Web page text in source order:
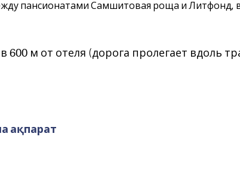
пансионатами Самшитовая роща и Литфонд,
600 м от отеля (дорога пролегает вдоль
ақпарат